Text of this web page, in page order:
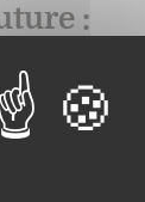
:
enfile le fil
on utilise